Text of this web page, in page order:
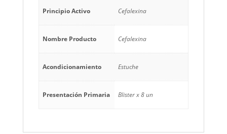
Principio Activo Cefalexina
Nombre Producto Cefalexina
Acondicionamiento Estuche
Presentación Primaria Blister x 8 un